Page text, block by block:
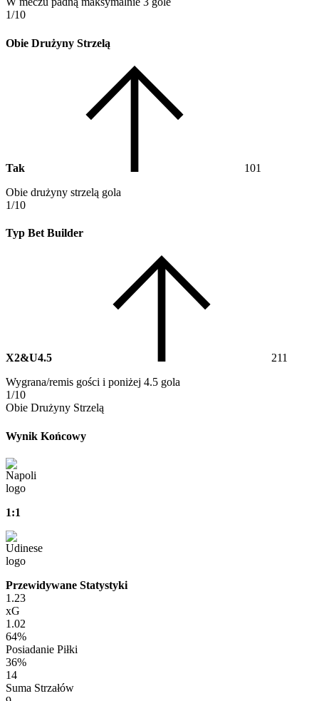
1/10
Obie Drużyny Strzelą
Tak
101
Obie drużyny strzelą gola
1/10
Typ Bet Builder
X2&U4.5
211
Wygrana/remis gości i poniżej 4.5 gola
1/10
Obie Drużyny Strzelą
Wynik Końcowy
1:1
Przewidywane Statystyki
1.23
xG
1.02
64%
Posiadanie Piłki
36%
14
Suma Strzałów